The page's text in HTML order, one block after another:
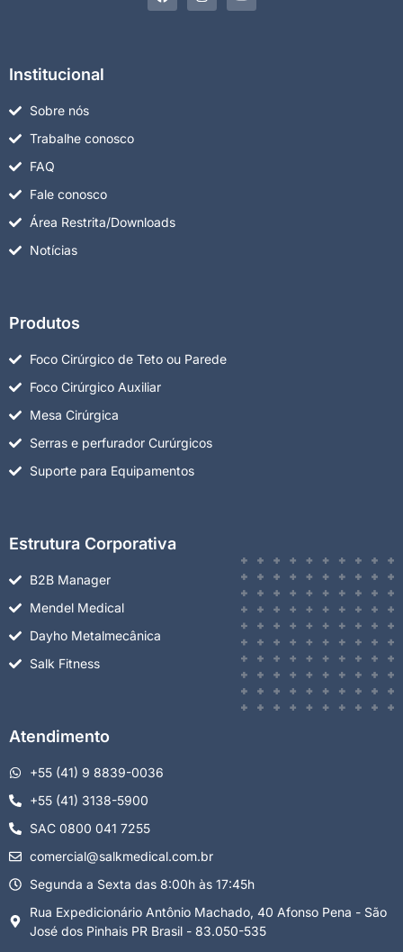
Institucional
Sobre nós
Trabalhe conosco
FAQ
Fale conosco
Área Restrita/Downloads
Notícias
Produtos
Foco Cirúrgico de Teto ou Parede
Foco Cirúrgico Auxiliar
Mesa Cirúrgica
Serras e perfurador Curúrgicos
Suporte para Equipamentos
Estrutura Corporativa
B2B Manager
Mendel Medical
Dayho Metalmecânica
Salk Fitness
Atendimento
+55 (41) 9 8839-0036
+55 (41) 3138-5900
SAC 0800 041 7255
comercial@salkmedical.com.br
Segunda a Sexta das 8:00h às 17:45h
Rua Expedicionário Antônio Machado, 40 Afonso Pena - São
José dos Pinhais PR Brasil - 83.050-535